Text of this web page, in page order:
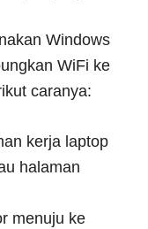
Windows
WiFi ke
caranya:
kerja laptop
halaman
menuju ke